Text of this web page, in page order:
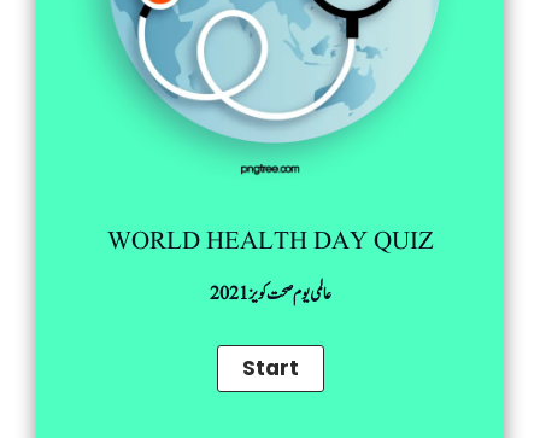
WORLD HEALTH DAY QUIZ
عالمی یوم صحت کویز 2021